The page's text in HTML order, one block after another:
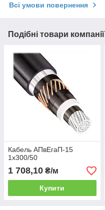
Всі умови повернення
Подібні товари компанії
Кабель АПвЕгаП-15
1х300/50
1 708,10 ₴/м
Купити